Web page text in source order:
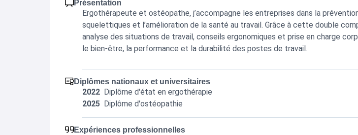
Présentation
Ergothérapeute et ostéopathe, j’accompagne les entreprises dans la
squelettiques et l’amélioration de la santé au travail. Grâce à cette double
analyse des situations de travail, conseils ergonomiques et prise en charge
le bien-être, la performance et la durabilité des postes de travail.
Diplômes nationaux et universitaires
2022 Diplôme d'état en ergothérapie
2025 Diplôme d'ostéopathie
Expériences professionnelles